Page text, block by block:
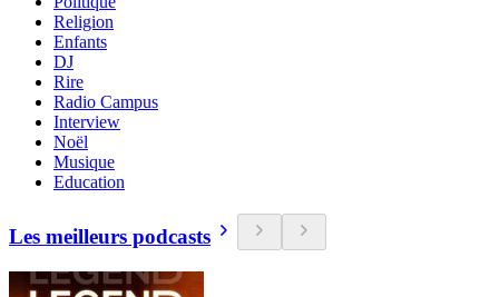
Religion
Enfants
DJ
Rire
Radio Campus
Interview
Noël
Musique
Education
Les meilleurs podcasts